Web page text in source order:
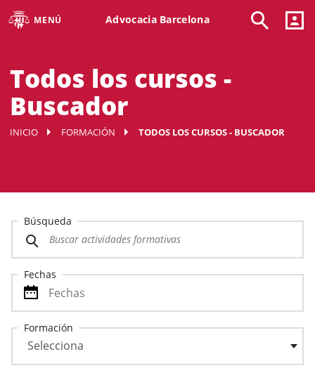
MENÚ Advocacia Barcelona
Todos los cursos -
Buscador
INICIO FORMACIÓN TODOS LOS CURSOS - BUSCADOR
Búsqueda
Fechas
Formación